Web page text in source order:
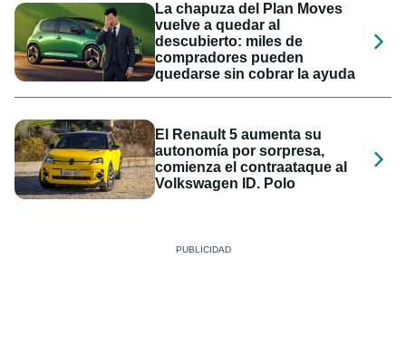
La chapuza del Plan Moves
vuelve a quedar al
descubierto: miles de
compradores pueden
quedarse sin cobrar la ayuda
El Renault 5 aumenta su
autonomía por sorpresa,
comienza el contraataque al
Volkswagen ID. Polo